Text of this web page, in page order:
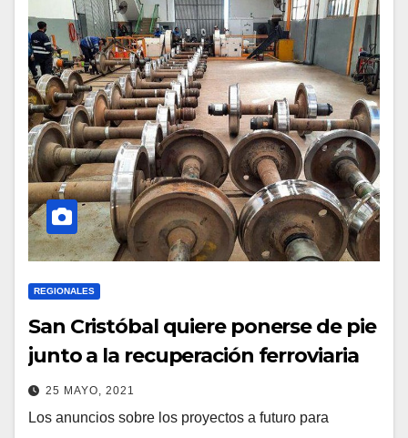
REGIONALES
San Cristóbal quiere ponerse de pie
junto a la recuperación ferroviaria
25 MAYO, 2021
Los anuncios sobre los proyectos a futuro para